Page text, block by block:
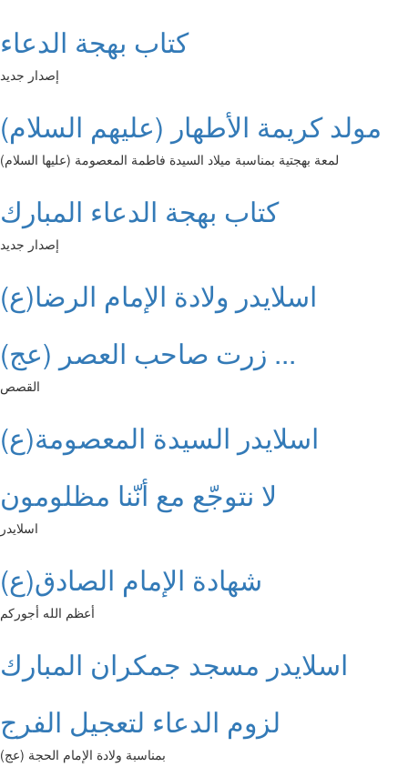
كتاب بهجة الدعاء
إصدار جديد
مولد كريمة الأطهار (عليهم السلام)
لمعة بهجتية بمناسبة ميلاد السيدة فاطمة المعصومة (عليها السلام)
كتاب بهجة الدعاء المبارك
إصدار جديد
اسلايدر ولادة الإمام الرضا(ع)
زرت صاحب العصر (عج) ...
القصص
اسلايدر السيدة المعصومة(ع)
لا نتوجّع مع أنّنا مظلومون
اسلايدر
شهادة الإمام الصادق(ع)
أعظم الله أجوركم
اسلايدر مسجد جمكران المبارك
لزوم الدعاء لتعجيل الفرج
بمناسبة ولادة الإمام الحجة (عج)